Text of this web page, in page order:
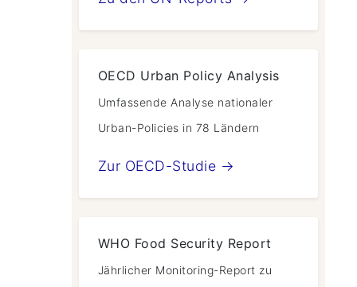
OECD Urban Policy Analysis
Umfassende Analyse nationaler
Urban-Policies in 78 Ländern
Zur OECD-Studie →
WHO Food Security Report
Jährlicher Monitoring-Report zu